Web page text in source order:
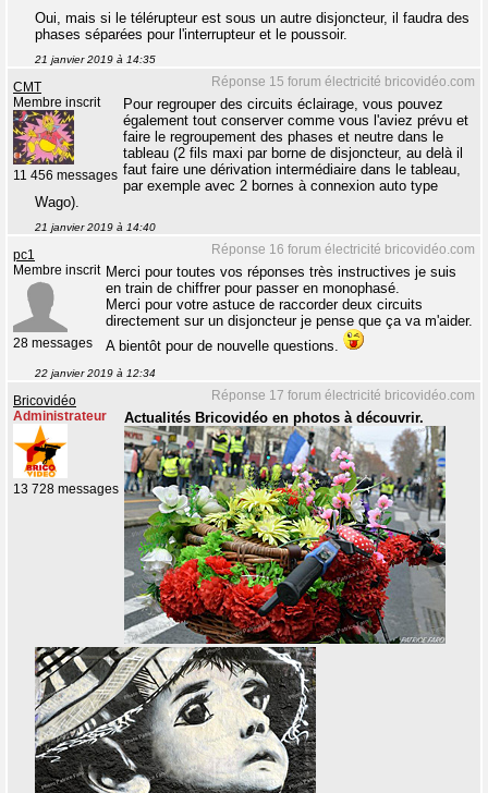
Oui, mais si le télérupteur est sous un autre disjoncteur, il faudra des
phases séparées pour l'interrupteur et le poussoir.
21 janvier 2019 à 14:35
Réponse 15 forum électricité bricovidéo.com
CMT
Membre inscrit
11 456 messages
Pour regrouper des circuits éclairage, vous pouvez
également tout conserver comme vous l'aviez prévu et
faire le regroupement des phases et neutre dans le
tableau (2 fils maxi par borne de disjoncteur, au delà il
faut faire une dérivation intermédiaire dans le tableau,
par exemple avec 2 bornes à connexion auto type
Wago).
21 janvier 2019 à 14:40
Réponse 16 forum électricité bricovidéo.com
pc1
Membre inscrit
28 messages
Merci pour toutes vos réponses très instructives je suis
en train de chiffrer pour passer en monophasé.
Merci pour votre astuce de raccorder deux circuits
directement sur un disjoncteur je pense que ça va m'aider.
A bientôt pour de nouvelle questions.
22 janvier 2019 à 12:34
Réponse 17 forum électricité bricovidéo.com
Bricovidéo
Administrateur
13 728 messages
Actualités Bricovidéo en photos à découvrir.